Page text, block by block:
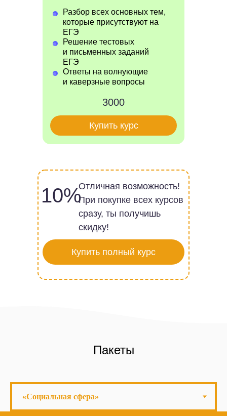
3000
Разбор всех основных тем,
которые присутствуют на
ЕГЭ
Решение тестовых
и письменных заданий
ЕГЭ
Ответы на волнующие
и каверзные вопросы
Купить курс
Купить полный курс
10%Отличная возможность!
При покупке всех курсов
сразу, ты получишь
скидку!
Пакеты